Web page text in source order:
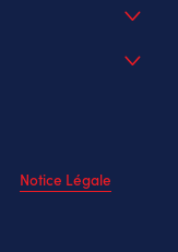
Notice Légale